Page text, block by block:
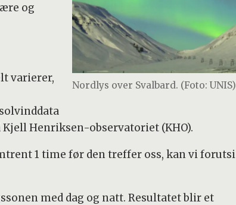
Nordlys over Svalbard. (Foto: UNIS)
og
varierer,
Henriksen-observatoriet (KHO).
1 time før den treffer oss, kan vi forutsi
med dag og natt. Resultatet blir et